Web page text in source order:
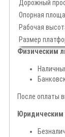
Дорожный
Опорная
Рабочая
Размер
Физическим
После оплаты
Юридическим